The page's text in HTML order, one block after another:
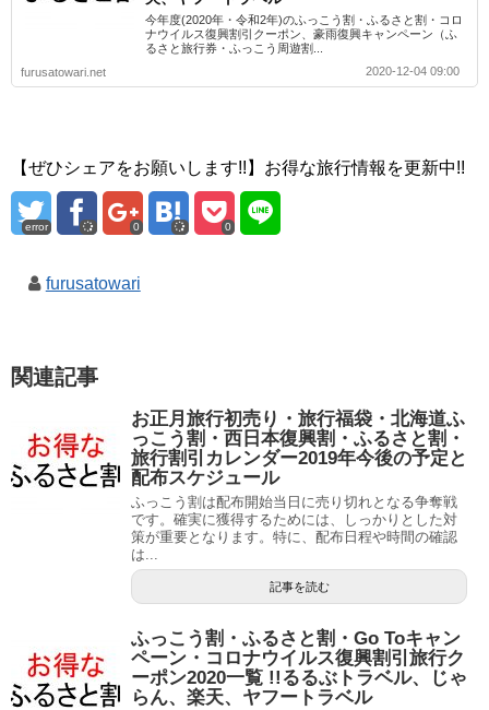
今年度(2020年・令和2年)のふっこう割・ふるさと割・コロ
ナウイルス復興割引クーポン、豪雨復興キャンペーン（ふ
るさと旅行券・ふっこう周遊割...
furusatowari.net
2020-12-04 09:00
【ぜひシェアをお願いします!!】お得な旅行情報を更新中!!
error 0 0
furusatowari
関連記事
お正月旅行初売り・旅行福袋・北海道ふ
っこう割・西日本復興割・ふるさと割・
旅行割引カレンダー2019年今後の予定と
配布スケジュール
ふっこう割は配布開始当日に売り切れとなる争奪戦
です。確実に獲得するためには、しっかりとした対
策が重要となります。特に、配布日程や時間の確認
は...
記事を読む
ふっこう割・ふるさと割・Go Toキャン
ペーン・コロナウイルス復興割引旅行ク
ーポン2020一覧 !!るるぶトラベル、じゃ
らん、楽天、ヤフートラベル